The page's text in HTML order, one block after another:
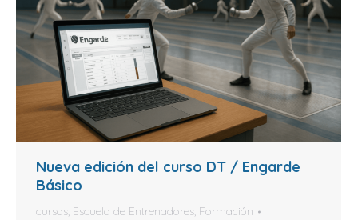
Nueva edición del curso DT / Engarde
Básico
cursos, Escuela de Entrenadores, Formación